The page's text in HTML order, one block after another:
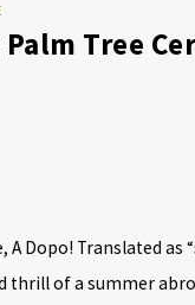
Tree
Dopo! Translated as
thrill of a summer